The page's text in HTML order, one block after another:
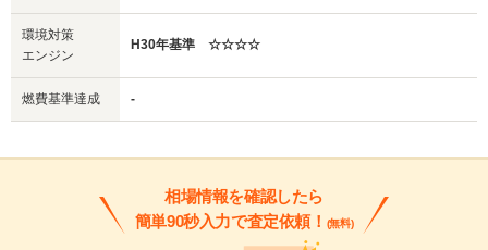
環境対策
エンジン
H30年基準 ☆☆☆☆
燃費基準達成 -
相場情報を確認したら
簡単90秒入力で査定依頼！ (無料)